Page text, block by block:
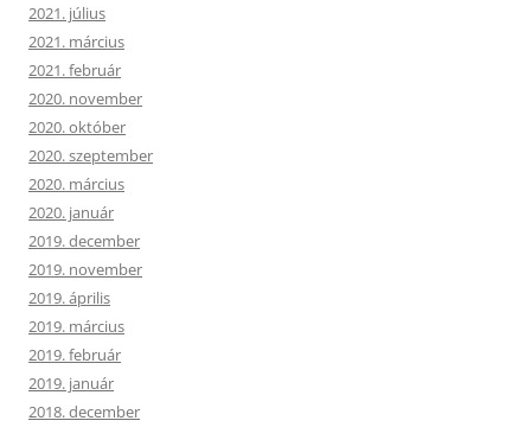
2021. július
2021. március
2021. február
2020. november
2020. október
2020. szeptember
2020. március
2020. január
2019. december
2019. november
2019. április
2019. március
2019. február
2019. január
2018. december